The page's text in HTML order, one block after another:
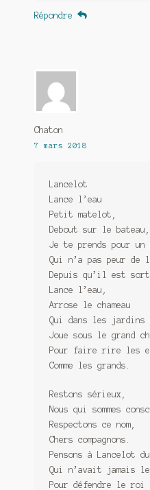
Répondre
Chaton
7 mars 2018
Lancelot
Lance l’eau
Petit matelot,
Debout sur le bateau,
Je te prends pour un
Qui n’a pas peur de
Depuis qu’il est
Lance l’eau,
Arrose le chameau
Qui dans les jardins
Joue sous le grand
Pour faire rire les
Comme les grands.
Restons sérieux,
Nous qui sommes
Respectons ce nom,
Chers compagnons.
Pensons à Lancelot
Qui n’avait jamais
Pour défendre le roi